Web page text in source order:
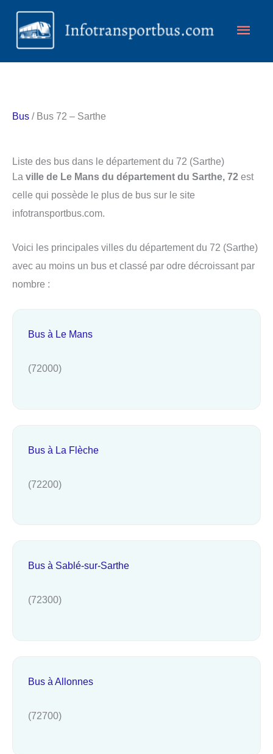
Aller
contenu
Bus / Bus 72 – Sarthe
Liste des bus dans le département du 72 (Sarthe)
La ville de Le Mans du département du Sarthe, 72 est
celle qui possède le plus de bus sur le site
infotransportbus.com.
Voici les principales villes du département du 72 (Sarthe)
avec au moins un bus et classé par odre décroissant par
nombre :
Bus à Le Mans
(72000)
Bus à La Flèche
(72200)
Bus à Sablé-sur-Sarthe
(72300)
Bus à Allonnes
(72700)